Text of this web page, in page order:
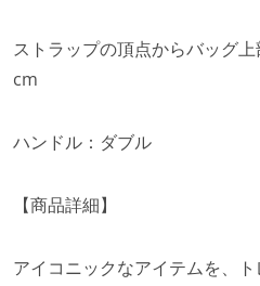
ストラップの頂点からバッグ
cm
ハンドル：ダブル
【商品詳細】
アイコニックなアイテムを、